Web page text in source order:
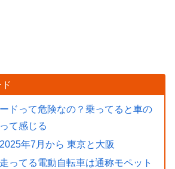
ドって危険なの？乗ってると車の
て感じる
年7月から 東京と大阪
ってる電動自転車は通称モペット